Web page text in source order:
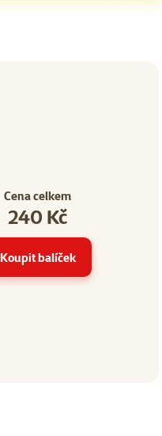
Cena celkem
240 Kč
Koupit balíček